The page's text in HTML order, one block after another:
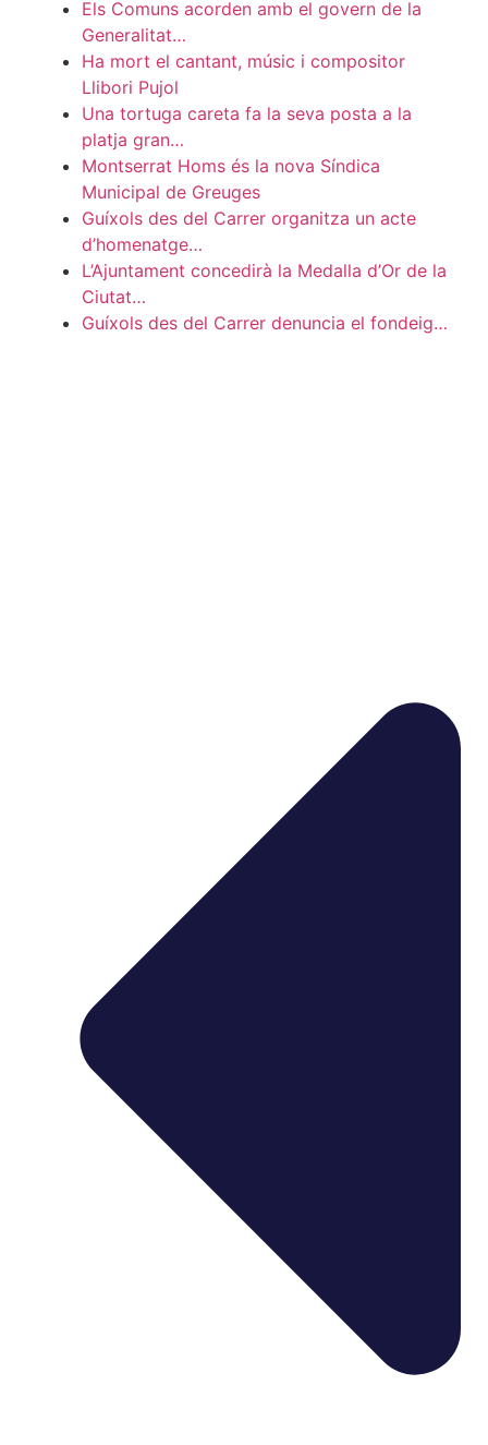
Els Comuns acorden amb el govern de la
Generalitat…
Ha mort el cantant, músic i compositor
Llibori Pujol
Una tortuga careta fa la seva posta a la
platja gran…
Montserrat Homs és la nova Síndica
Municipal de Greuges
Guíxols des del Carrer organitza un acte
d’homenatge…
L’Ajuntament concedirà la Medalla d’Or de la
Ciutat…
Guíxols des del Carrer denuncia el fondeig…